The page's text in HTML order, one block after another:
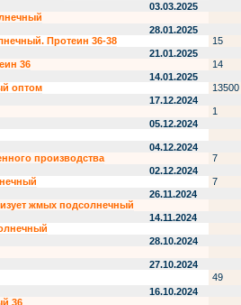
03.03.2025
28.01.2025
Протеин 36-38
15
21.01.2025
36
14
14.01.2025
оптом
13500
17.12.2024
1
05.12.2024
04.12.2024
производства
7
02.12.2024
7
26.11.2024
жмых подсолнечный
14.11.2024
28.10.2024
27.10.2024
49
16.10.2024
36